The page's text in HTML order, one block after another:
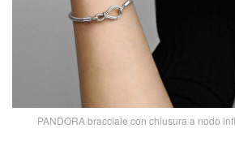
PANDORA bracciale con chiusura a nodo